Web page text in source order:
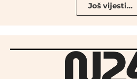
Još vijesti...